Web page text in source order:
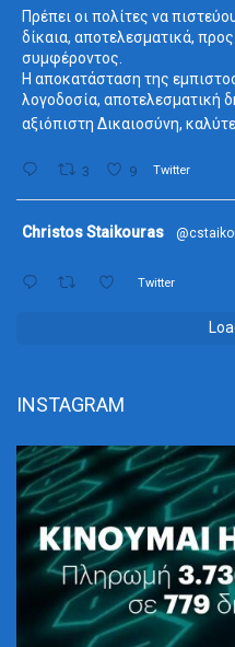
Πρέπει οι πολίτες να
δίκαια, αποτελεσματικά,
συμφέροντος.
Η αποκατάσταση της
λογοδοσία, αποτελεσματική
αξιόπιστη Δικαιοσύνη,
3 9 Twitter
Christos Staikouras
Twitter
INSTAGRAM